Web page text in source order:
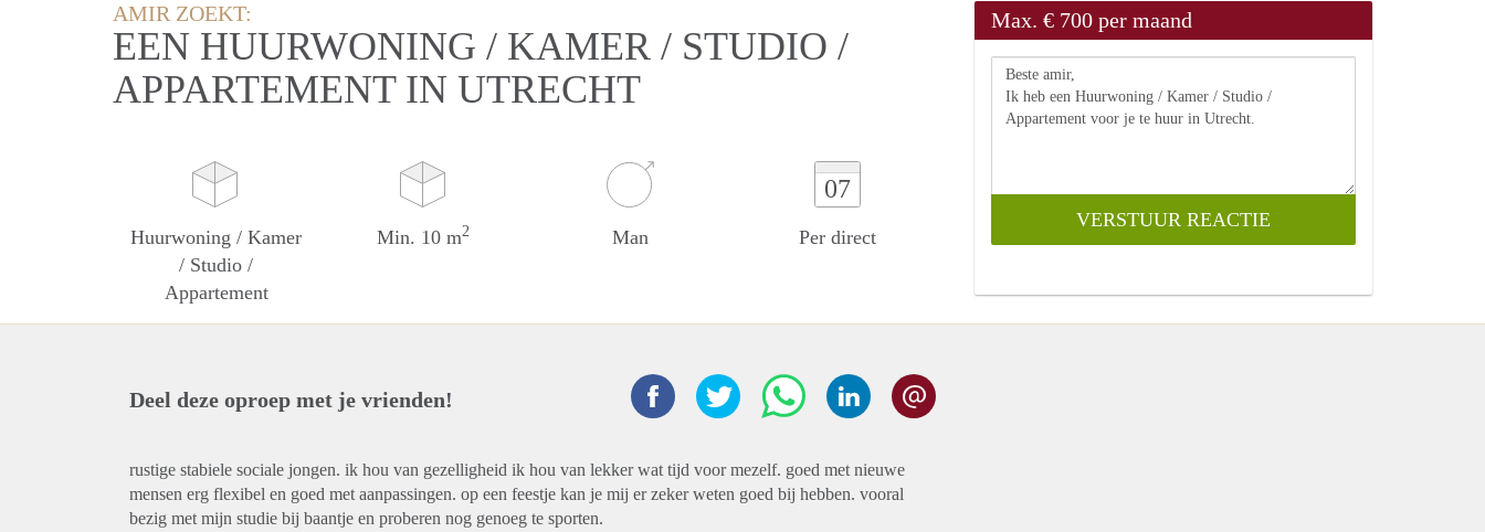
AMIR ZOEKT:
EEN HUURWONING / KAMER / STUDIO /
APPARTEMENT IN UTRECHT
Huurwoning / Kamer
/ Studio /
Appartement
Min. 10 m2 Man
07
Per direct
Max. € 700 per maand
Deel deze oproep met je vrienden!
rustige stabiele sociale jongen. ik hou van gezelligheid ik hou van lekker wat tijd voor mezelf. goed met nieuwe
mensen erg flexibel en goed met aanpassingen. op een feestje kan je mij er zeker weten goed bij hebben. vooral
bezig met mijn studie bij baantje en proberen nog genoeg te sporten.